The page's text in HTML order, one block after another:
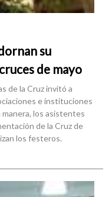
su
de mayo
de la Cruz invitó a
e instituciones
los asistentes
de la Cruz de
los festeros.